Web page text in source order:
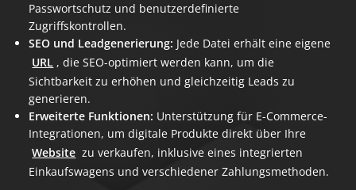
Passwortschutz und benutzerdefinierte
Zugriffskontrollen.
SEO und Leadgenerierung: Jede Datei erhält eine eigene
URL , die SEO-optimiert werden kann, um die
Sichtbarkeit zu erhöhen und gleichzeitig Leads zu
generieren.
Erweiterte Funktionen: Unterstützung für E-Commerce-
Integrationen, um digitale Produkte direkt über Ihre
Website zu verkaufen, inklusive eines integrierten
Einkaufswagens und verschiedener Zahlungsmethoden.